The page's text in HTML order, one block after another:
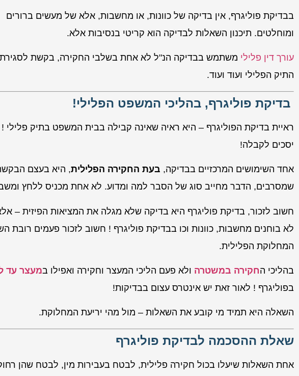
בבדיקת פוליגרף, אין בדיקה של כוונות, או מחשבות, אלא של מעשים ברורים
ומוחלטים. תיכנון השאלות לבדיקה הוא קריטי בנסיבות אלא.
עורך דין פלילי משתמש בבדיקה הנ"ל לא אחת בשלבי החקירה, בקשת לסגירת
התיק הפלילי ועוד ועוד.
בדיקת פוליגרף, בהליכי המשפט הפלילי!
ראיית בדיקת הפוליגרף – היא ראיה שאינה קבילה בבית המשפט בתיק
יסכים לקבלה!
אחד השימושים המרכזיים בבדיקה, בעת החקירה הפלילית, היא בעצם
שמסרבים, הדבר מחייב סוג של הסבר למה ומדוע. לא אחת מכניס ללחץ
חשוב לזכור, בדיקת פוליגרף היא בדיקה שלא מגלה את המציאות הפיזית –
לא בוחנים מחשבות, כוונות וכו בבדיקת פוליגרף ! חשוב לזכור פעמים
המחלוקת הפלילית.
בהליכי החקירה במשטרה ולא פעם הליכי המעצר וחקירה ואפילו במעצר עד
בפוליגרף ! לאור זאת יש אינטרס עצום בבדיקות!
השאלה היא תמיד מי קובע את השאלות – מול מהי יריעת המחלוקת.
שאלת ההסכמה לבדיקת פוליגרף
אחת השאלות שיעלו בכול חקירה פלילית, לבטח בעבירות מין, לבטח שהן